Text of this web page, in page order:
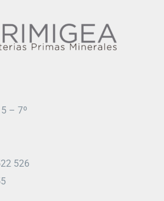
– 7º
526